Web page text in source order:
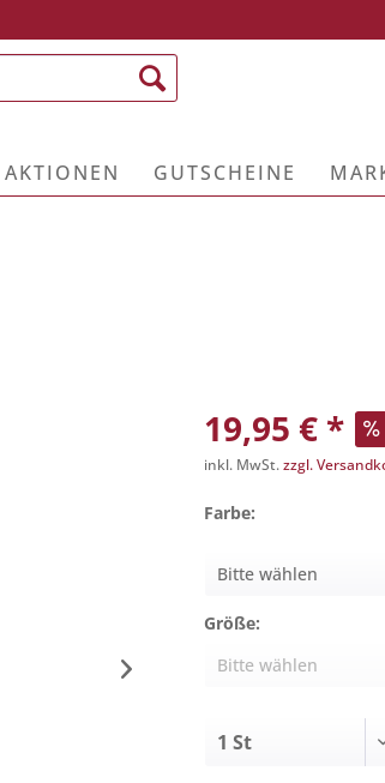
AKTIONEN GUTSCHEINE
19,95 € *
inkl. MwSt.zzgl.
Farbe:
Größe: